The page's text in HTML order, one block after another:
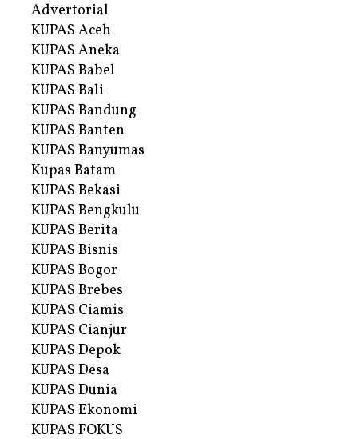
Advertorial
KUPAS Aceh
KUPAS Aneka
KUPAS Babel
KUPAS Bali
KUPAS Bandung
KUPAS Banten
KUPAS Banyumas
Kupas Batam
KUPAS Bekasi
KUPAS Bengkulu
KUPAS Berita
KUPAS Bisnis
KUPAS Bogor
KUPAS Brebes
KUPAS Ciamis
KUPAS Cianjur
KUPAS Depok
KUPAS Desa
KUPAS Dunia
KUPAS Ekonomi
KUPAS FOKUS